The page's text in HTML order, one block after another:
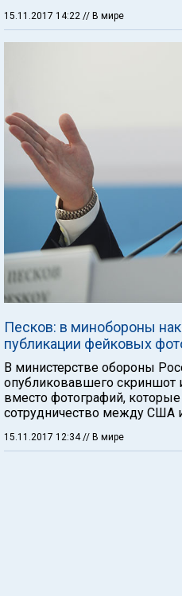
15.11.2017 14:22 // В мире
Песков: в минобороны
публикации фейковых
В министерстве обороны
опубликовавшего скриншот
вместо фотографий,
сотрудничество между США
15.11.2017 12:34// В мире